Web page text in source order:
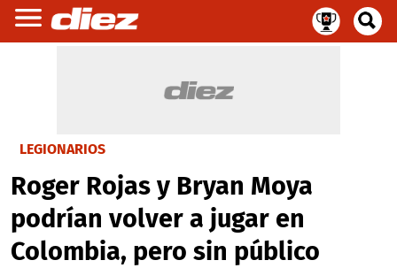
LEGIONARIOS
Roger Rojas y Bryan Moya
podrían volver a jugar en
Colombia, pero sin público